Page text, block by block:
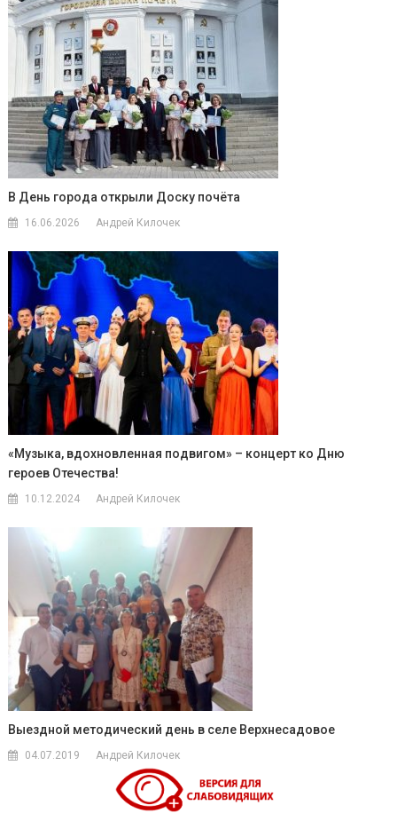
В День города открыли Доску почёта
16.06.2026 Андрей Килочек
«Музыка, вдохновленная подвигом» – концерт ко Дню
героев Отечества!
10.12.2024 Андрей Килочек
Выездной методический день в селе Верхнесадовое
04.07.2019 Андрей Килочек